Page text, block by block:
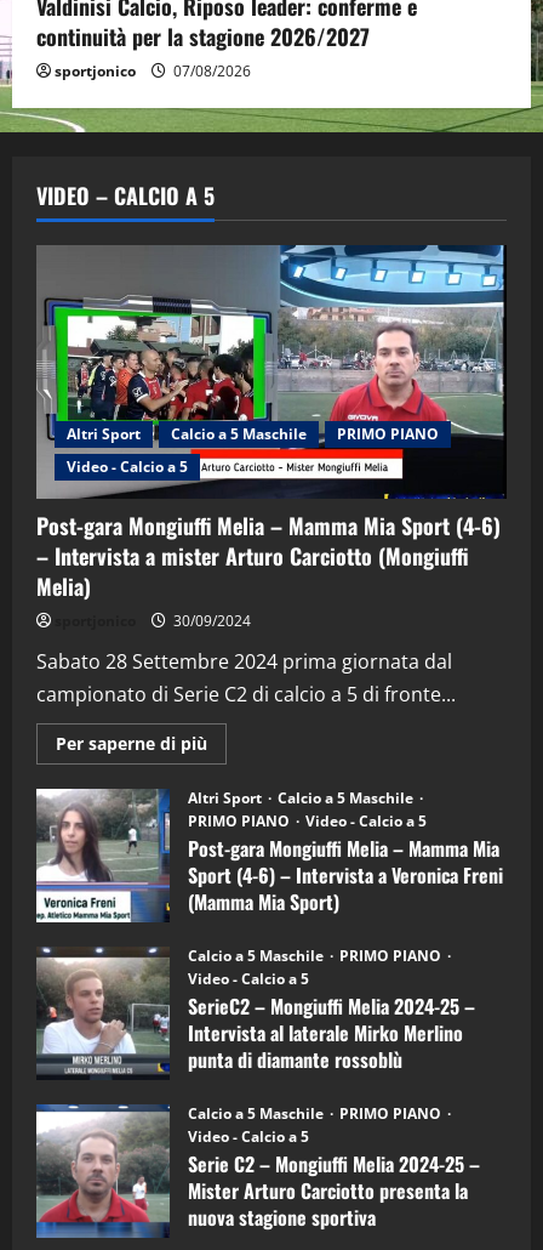
continuità per la stagione 2026/2027
sportjonico 07/08/2026
VIDEO – CALCIO A 5
Altri Sport Calcio a 5 Maschile
PRIMO PIANO
Video - Calcio a 5
Post-gara Mongiuffi Melia – Mamma Mia Sport (4-6)
– Intervista a mister Arturo Carciotto (Mongiuffi
Melia)
30/09/2024
Sabato 28 Settembre 2024 prima giornata dal
campionato di Serie C2 di calcio a 5 di fronte...
Per saperne di più
informazioni
Post-
gara
Mongiuffi
Melia
–
Mamma
Mia
Sport
6)
–
Intervista
a
mister
Arturo
Carciotto
(Mongiuffi
Altri Sport
Calcio a 5 Maschile
PRIMO PIANO
Video - Calcio a 5
Post-gara Mongiuffi Melia – Mamma Mia
Sport (4-6) – Intervista a Veronica Freni
(Mamma Mia Sport)
Calcio a 5 Maschile
PRIMO PIANO
Video - Calcio a 5
SerieC2 – Mongiuffi Melia 2024-25 –
Intervista al laterale Mirko Merlino
punta di diamante rossoblù
Calcio a 5 Maschile
PRIMO PIANO
Video - Calcio a 5
Serie C2 – Mongiuffi Melia 2024-25 –
Mister Arturo Carciotto presenta la
nuova stagione sportiva
2
“SportEmpire” in Podcast: 29^ Puntata
(Martedi 28 Aprile 2026)
28/04/2026
3
"SportEmpire" in Podcast
“SportEmpire” in Podcast: 28^ Puntata
(Martedi 21 Aprile 2026)
21/04/2026
4
“SportEmpire” in Podcast: 27^ Puntata
(Martedi 14 Aprile 2026)
15/04/2026
5
“SportEmpire” in Podcast: 26^ Puntata
(Martedi 07 Aprile 2026)
08/04/2026